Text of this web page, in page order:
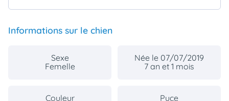
Informations sur le chien
Sexe
Femelle
Née le 07/07/2019
7 an et 1 mois
Couleur
Puce